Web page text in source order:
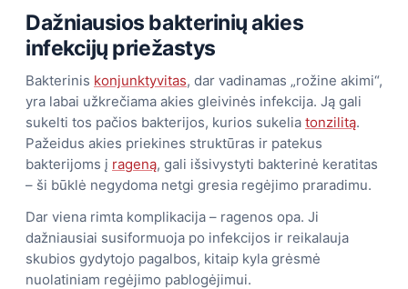
Dažniausios bakterinių akies
infekcijų priežastys
Bakterinis konjunktyvitas, dar vadinamas „rožine akimi“,
yra labai užkrečiama akies gleivinės infekcija. Ją gali
sukelti tos pačios bakterijos, kurios sukelia tonzilitą.
Pažeidus akies priekines struktūras ir patekus
bakterijoms į rageną, gali išsivystyti bakterinė keratitas
– ši būklė negydoma netgi gresia regėjimo praradimu.
Dar viena rimta komplikacija – ragenos opa. Ji
dažniausiai susiformuoja po infekcijos ir reikalauja
skubios gydytojo pagalbos, kitaip kyla grėsmė
nuolatiniam regėjimo pablogėjimui.